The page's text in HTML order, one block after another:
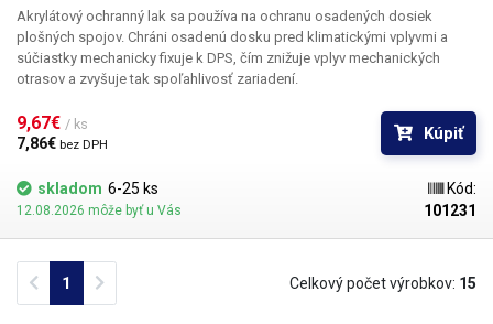
Akrylátový ochranný lak sa používa na ochranu osadených dosiek
plošných spojov. Chráni osadenú dosku pred klimatickými vplyvmi a
súčiastky mechanicky fixuje k DPS, čím znižuje vplyv mechanických
otrasov a zvyšuje tak spoľahlivosť zariadení.
9,67€ / ks
7,86€ bez DPH
Kúpiť
skladom 6-25 ks
12.08.2026 môže byť u Vás
Kód:
101231
Previous
1 Celkový počet výrobkov: 15